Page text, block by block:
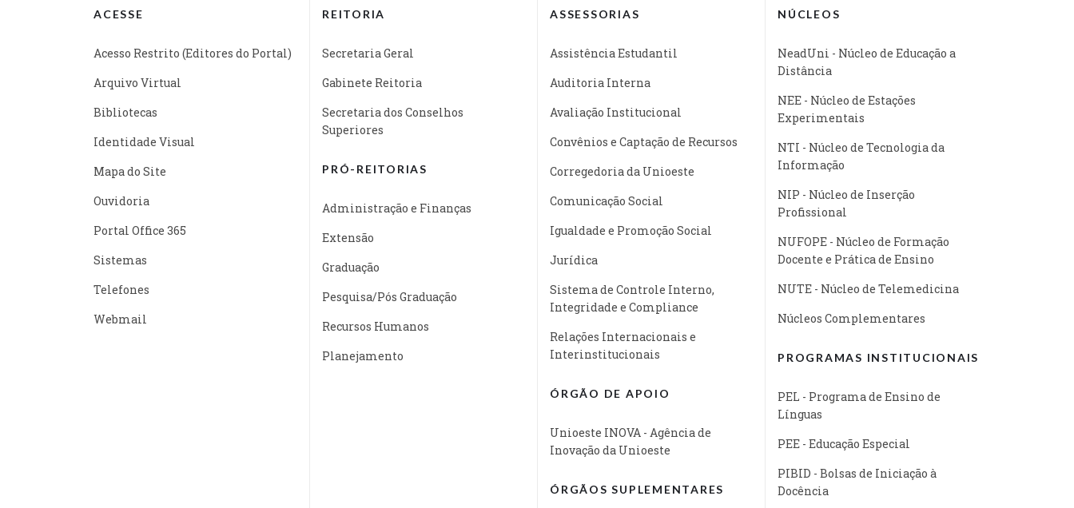
ACESSE
Acesso Restrito (Editores do Portal)
Arquivo Virtual
Bibliotecas
Identidade Visual
Mapa do Site
Ouvidoria
Portal Office 365
Sistemas
Telefones
Webmail
REITORIA
Secretaria Geral
Gabinete Reitoria
Secretaria dos Conselhos
Superiores
PRÓ-REITORIAS
Administração e Finanças
Extensão
Graduação
Pesquisa/Pós Graduação
Recursos Humanos
Planejamento
ASSESSORIAS
Assistência Estudantil
Auditoria Interna
Avaliação Institucional
Convênios e Captação de Recursos
Corregedoria da Unioeste
Comunicação Social
Igualdade e Promoção Social
Jurídica
Sistema de Controle Interno,
Integridade e Compliance
Relações Internacionais e
Interinstitucionais
ÓRGÃO DE APOIO
Unioeste INOVA - Agência de
Inovação da Unioeste
ÓRGÃOS SUPLEMENTARES
NÚCLEOS
NeadUni - Núcleo de Educação a
Distância
NEE - Núcleo de Estações
Experimentais
NTI - Núcleo de Tecnologia da
Informação
NIP - Núcleo de Inserção
Profissional
NUFOPE - Núcleo de Formação
Docente e Prática de Ensino
NUTE - Núcleo de Telemedicina
Núcleos Complementares
PROGRAMAS INSTITUCIONAIS
PEL - Programa de Ensino de
Línguas
PEE - Educação Especial
PIBID - Bolsas de Iniciação à
Docência